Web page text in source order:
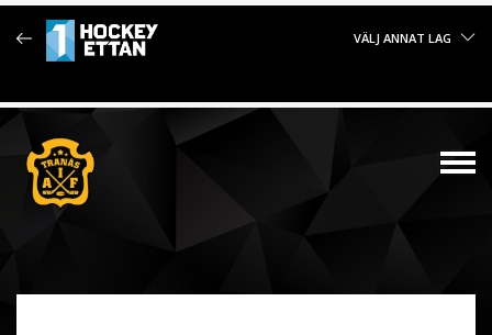
VÄLJ ANNAT LAG